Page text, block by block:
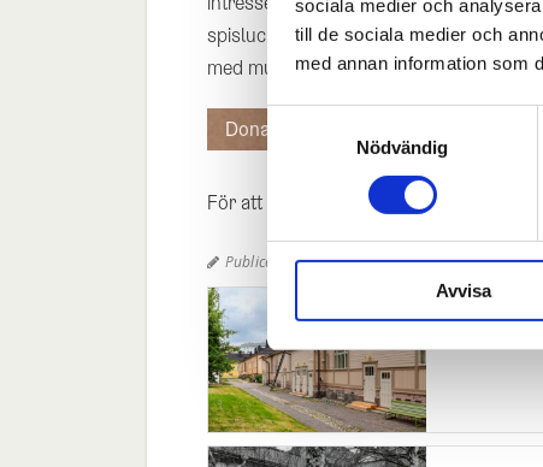
sociala medier och
till de sociala medier och
med annan information som
Nödvändig
Avvisa
spislucka. Dessutom finns det korta
med museet på nätet!
Donarmuseet 360°
För att se 360°-presentationen krävs
 Publicerad:9.12.2015